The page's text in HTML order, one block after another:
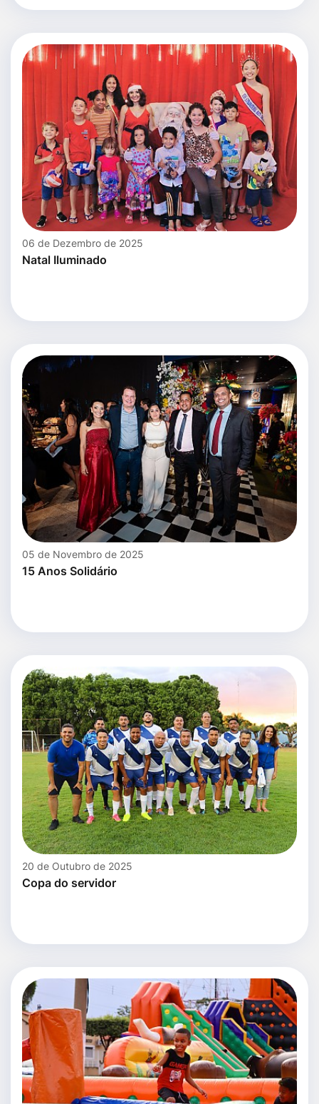
06 de Dezembro de 2025
Natal Iluminado
05 de Novembro de 2025
15 Anos Solidário
20 de Outubro de 2025
Copa do servidor